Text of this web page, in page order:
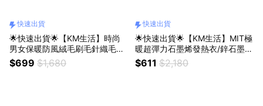
快速出貨
🌟快速出貨🌟【KM生活】時尚
男女保暖防風絨毛刷毛針織毛帽
脖圍超值組合2色一組_10款任選
$699 $1,680
快速出貨
🌟快速出貨🌟【KM生活】MIT極
暖超彈力石墨烯發熱衣/鋅石墨烯
保暖衣3入_男女款任選
$611 $2,180